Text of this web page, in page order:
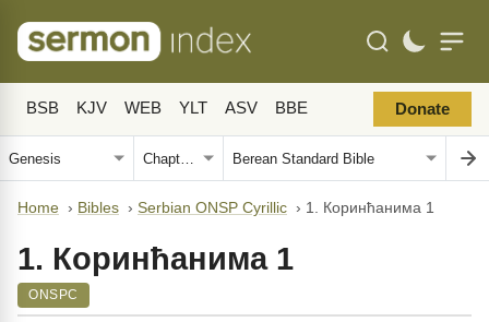
BSB KJV WEB YLT ASV BBE Donate
Home › Bibles › Serbian ONSP Cyrillic › 1. Коринћанима 1
1. Коринћанима 1
ONSPC